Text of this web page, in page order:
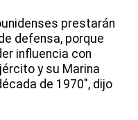
prestarán
defensa, porque
influencia con
y su Marina
de 1970", dijo